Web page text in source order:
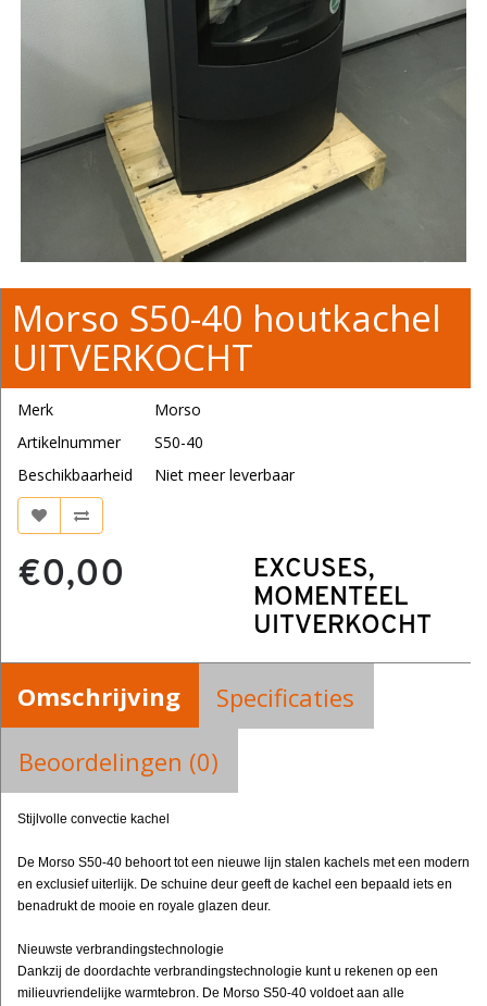
Morso S50-40 houtkachel
UITVERKOCHT
Merk
Morso
Artikelnummer
S50-40
Beschikbaarheid
Niet meer leverbaar
€0,00
EXCUSES,
MOMENTEEL
UITVERKOCHT
Omschrijving
Specificaties
Beoordelingen (0)
Stijlvolle convectie kachel
De Morso S50-40 behoort tot een nieuwe lijn stalen kachels met een modern
en exclusief uiterlijk. De schuine deur geeft de kachel een bepaald iets en
benadrukt de mooie en royale glazen deur.
Nieuwste verbrandingstechnologie
Dankzij de doordachte verbrandingstechnologie kunt u rekenen op een
milieuvriendelijke warmtebron. De Morso S50-40 voldoet aan alle